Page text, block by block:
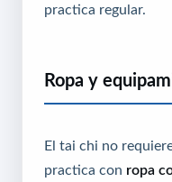
practica regular.
Ropa y
El tai chi no
practica con ropa